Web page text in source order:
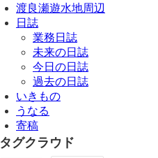
渡良瀬遊水地周辺
日誌
業務日誌
未来の日誌
今日の日誌
過去の日誌
いきもの
うなる
寄稿
タグクラウド